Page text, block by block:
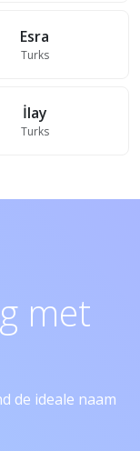
Esra
Turks
İlay
Turks
met
de ideale naam